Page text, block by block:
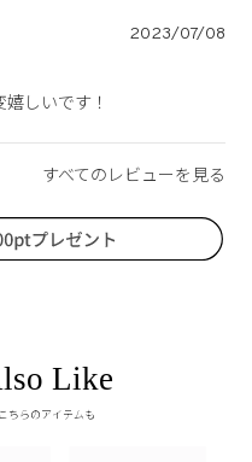
2023/07/08
しいです！
Like
ちらのアイテムも